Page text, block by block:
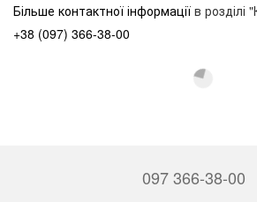
Більше контактної інформації в розділі
+38 (097) 366-38-00
097 366-38-00